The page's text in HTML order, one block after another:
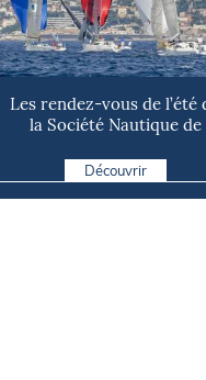
Les rendez-vous de l’été
la Société Nautique de
Découvrir